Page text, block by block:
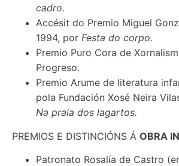
cadro.
Accésit do Premio Miguel
1994, por Festa do corpo.
Premio Puro Cora de
Progreso.
Premio Arume de literatura
pola Fundación Xosé Neira
Na praia dos lagartos.
PREMIOS E DISTINCIÓNS Á OBRA
Patronato Rosalía de Castro